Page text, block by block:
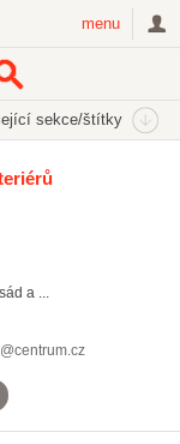
menu
sekce/štítky
související štítky
a ...